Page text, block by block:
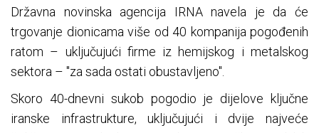
Državna novinska agencija IRNA navela je da će
trgovanje dionicama više od 40 kompanija pogođenih
ratom – uključujući firme iz hemijskog i metalskog
sektora – "za sada ostati obustavljeno".
Skoro 40-dnevni sukob pogodio je dijelove ključne
iranske infrastrukture, uključujući i dvije najveće